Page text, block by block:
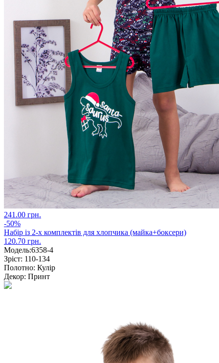
241.00 грн.
-50%
Набір із 2-х комплектів для хлопчика (майка+боксери)
120.70 грн.
Модель:6358-4
Зріст: 110-134
Полотно: Кулір
Декор: Принт